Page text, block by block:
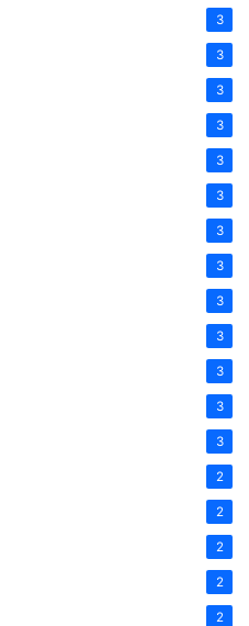
3
3
3
3
3
3
3
3
3
3
3
3
3
2
2
2
2
2